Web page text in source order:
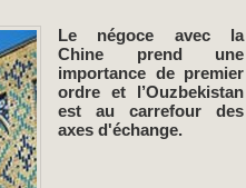
Le négoce avec la
Chine prend une
importance de premier
ordre et l’Ouzbekistan
est au carrefour des
axes d'échange.